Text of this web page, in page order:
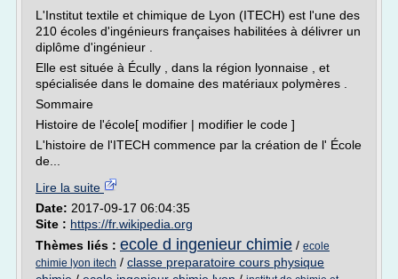
L'Institut textile et chimique de Lyon (ITECH) est l'une des
210 écoles d'ingénieurs françaises habilitées à délivrer un
diplôme d'ingénieur .
Elle est située à Écully , dans la région lyonnaise , et
spécialisée dans le domaine des matériaux polymères .
Sommaire
Histoire de l'école[ modifier | modifier le code ]
L'histoire de l'ITECH commence par la création de l' École
de...
Lire la suite
Date: 2017-09-17 06:04:35
Site : https://fr.wikipedia.org
Thèmes liés : ecole d ingenieur chimie / ecole
chimie lyon itech / classe preparatoire cours physique